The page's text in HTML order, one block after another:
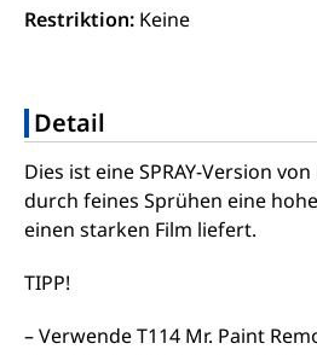
Restriktion: Keine
Detail
Dies ist eine SPRAY-Version von
durch feines Sprühen eine
einen starken Film liefert.
TIPP!
– Verwende T114 Mr. Paint